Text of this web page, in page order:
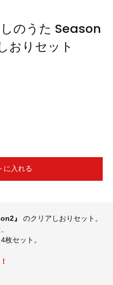
のうた Season
りセット
に入れる
』 のクリアしおりセット。
セット。